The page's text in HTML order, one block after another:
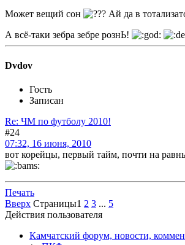
Может вещий сон
Ай да в
А всё-таки зебра зебре рознЬ!
Dvdov
Гость
Записан
Re: ЧМ по футболу 2010!
#24
07:32, 16 июня, 2010
вот корейцы, первый тайм, почти на
Печать
Вверх Страницы1 2 3 ... 5
Действия пользователя
Камчатский форум, новости,